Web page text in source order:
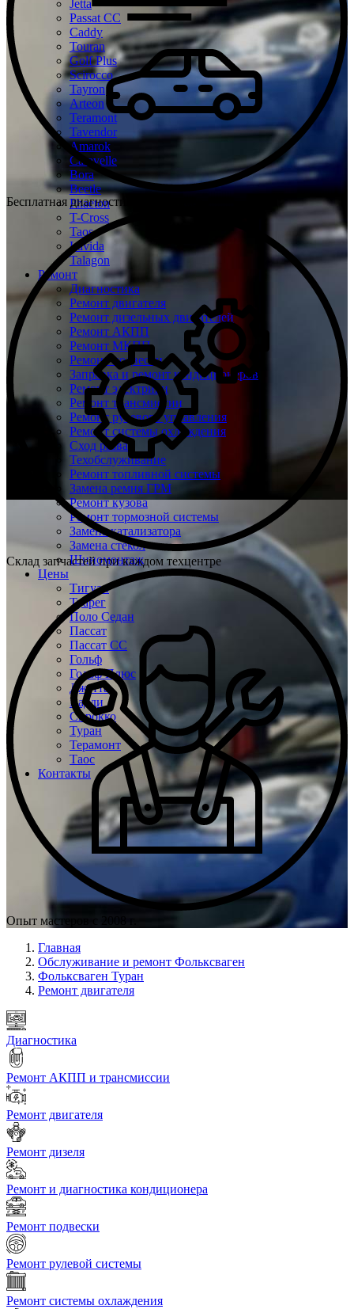
Jetta
Passat CC
Caddy
Touran
Golf Plus
Scirocco
Tayron
Arteon
Teramont
Tavendor
Amarok
Caravelle
Bora
Beetle
Phaeton
T-Cross
Taos
Lavida
Talagon
Ремонт
Диагностика
Ремонт двигателя
Ремонт дизельных двигателей
Ремонт АКПП
Ремонт МКПП
Ремонт подвески
Заправка и ремонт кондиционеров
Ремонт электрики
Ремонт трансмиссии
Ремонт рулевого управления
Ремонт системы охлаждения
Сход развал
Техобслуживание
Ремонт топливной системы
Замена ремня ГРМ
Ремонт кузова
Ремонт тормозной системы
Замена катализатора
Замена стекол
Шиномонтаж
Цены
Тигуан
Туарег
Поло Седан
Пассат
Пассат СС
Гольф
Гольф Плюс
Джетта
Кадди
Сирокко
Туран
Терамонт
Таос
Контакты
Бесплатная диагностика Volkswagen
Склад запчастей при каждом техцентре
Опыт мастеров с 2008 г.
Главная
Обслуживание и ремонт Фольксваген
Фольксваген Туран
Ремонт двигателя
Диагностика
Ремонт АКПП и трансмиссии
Ремонт двигателя
Ремонт дизеля
Ремонт и диагностика кондиционера
Ремонт подвески
Ремонт рулевой системы
Ремонт системы охлаждения